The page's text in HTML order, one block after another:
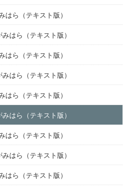
ら（テキスト版）
はら（テキスト版）
ら（テキスト版）
はら（テキスト版）
ら（テキスト版）
はら（テキスト版）
ら（テキスト版）
はら（テキスト版）
ら（テキスト版）